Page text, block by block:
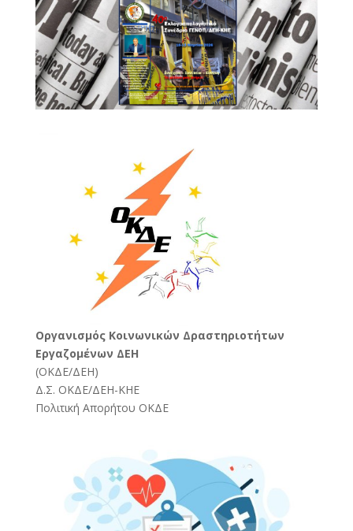
Oργανισμός Κοινωνικών Δραστηριοτήτων
Εργαζομένων ΔΕΗ
(ΟΚΔΕ/ΔΕΗ)
Δ.Σ. ΟΚΔΕ/ΔΕΗ-ΚΗΕ
Πολιτική Απορήτου ΟΚΔΕ